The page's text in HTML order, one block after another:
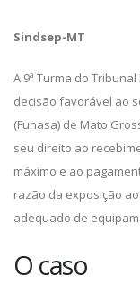
Sindsep-MT
A 9ª Turma do
decisão favorável ao
(Funasa) de Mato
seu direito ao
máximo e ao
razão da exposição
adequado de
O caso